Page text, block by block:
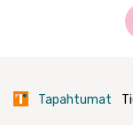
Tapahtumat